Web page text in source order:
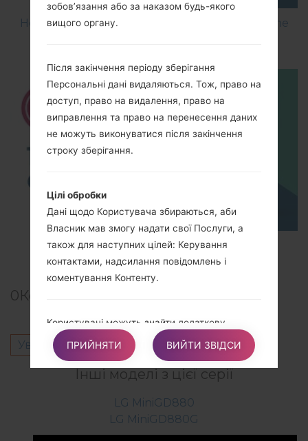
How to Flash Stock Firmware on LG Smartphone
TOP 5 SECRET CODES for LG!
0 Коментарі
Увійти щоб залишити коментар.
Інші моделі з цієї серії
LG MiniGD880
LG MiniGD880G
зобов’язання або за наказом будь-якого
вищого органу.
Після закінчення періоду зберігання
Персональні дані видаляються. Тож, право на
доступ, право на видалення, право на
виправлення та право на перенесення даних
не можуть виконуватися після закінчення
строку зберігання.
Цілі обробки
Дані щодо Користувача збираються, аби
Власник мав змогу надати свої Послуги, а
також для наступних цілей: Керування
контактами, надсилання повідомлень і
коментування Контенту.
Користувачі можуть знайти додаткову
детальну інформацію про цілі обробки та
конкретні Персональні дані, що
використовуються для кожної мети, у
Детальна інформація щодо обробки
ПРИЙНЯТИ ВИЙТИ ЗВІДСИ